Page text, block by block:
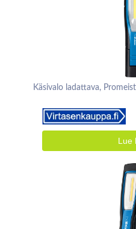
Käsivalo ladattava,
Lue